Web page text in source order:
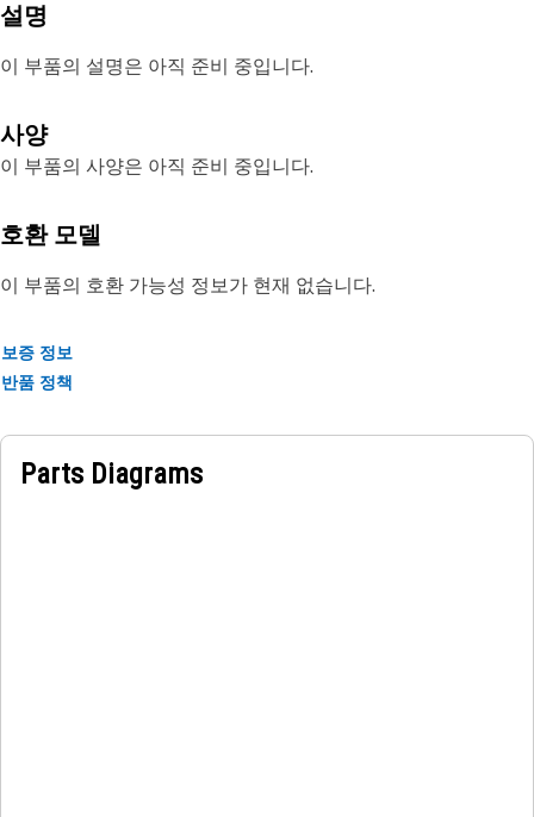
설명
이 부품의 설명은 아직 준비 중입니다.
사양
이 부품의 사양은 아직 준비 중입니다.
호환 모델
이 부품의 호환 가능성 정보가 현재 없습니다.
보증 정보
반품 정책
Parts Diagrams